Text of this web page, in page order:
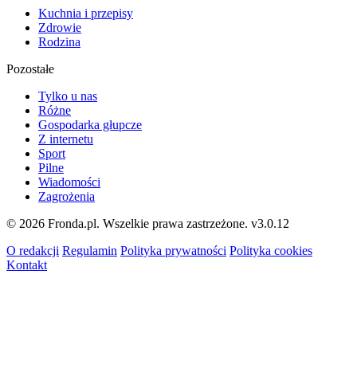
Kuchnia i przepisy
Zdrowie
Rodzina
Pozostałe
Tylko u nas
Różne
Gospodarka głupcze
Z internetu
Sport
Pilne
Wiadomości
Zagrożenia
© 2026 Fronda.pl. Wszelkie prawa zastrzeżone. v3.0.12
O redakcji Regulamin Polityka prywatności Polityka cookies
Kontakt